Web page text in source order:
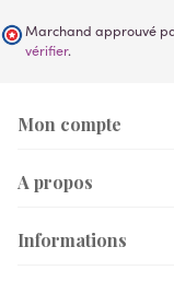
Marchand approuvé
vérifier.
Mon compte
A propos
Informations